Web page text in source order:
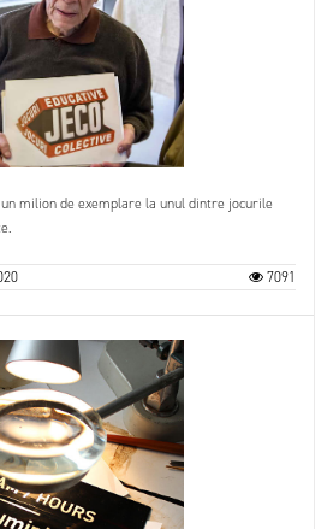
milion de exemplare la unul dintre jocurile
7091